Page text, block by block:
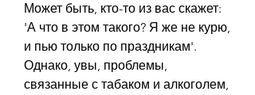
Может быть, кто-то из вас скажет:
'А что в этом такого? Я же не курю,
и пью только по праздникам'.
Однако, увы, проблемы,
связанные с табаком и алкоголем,